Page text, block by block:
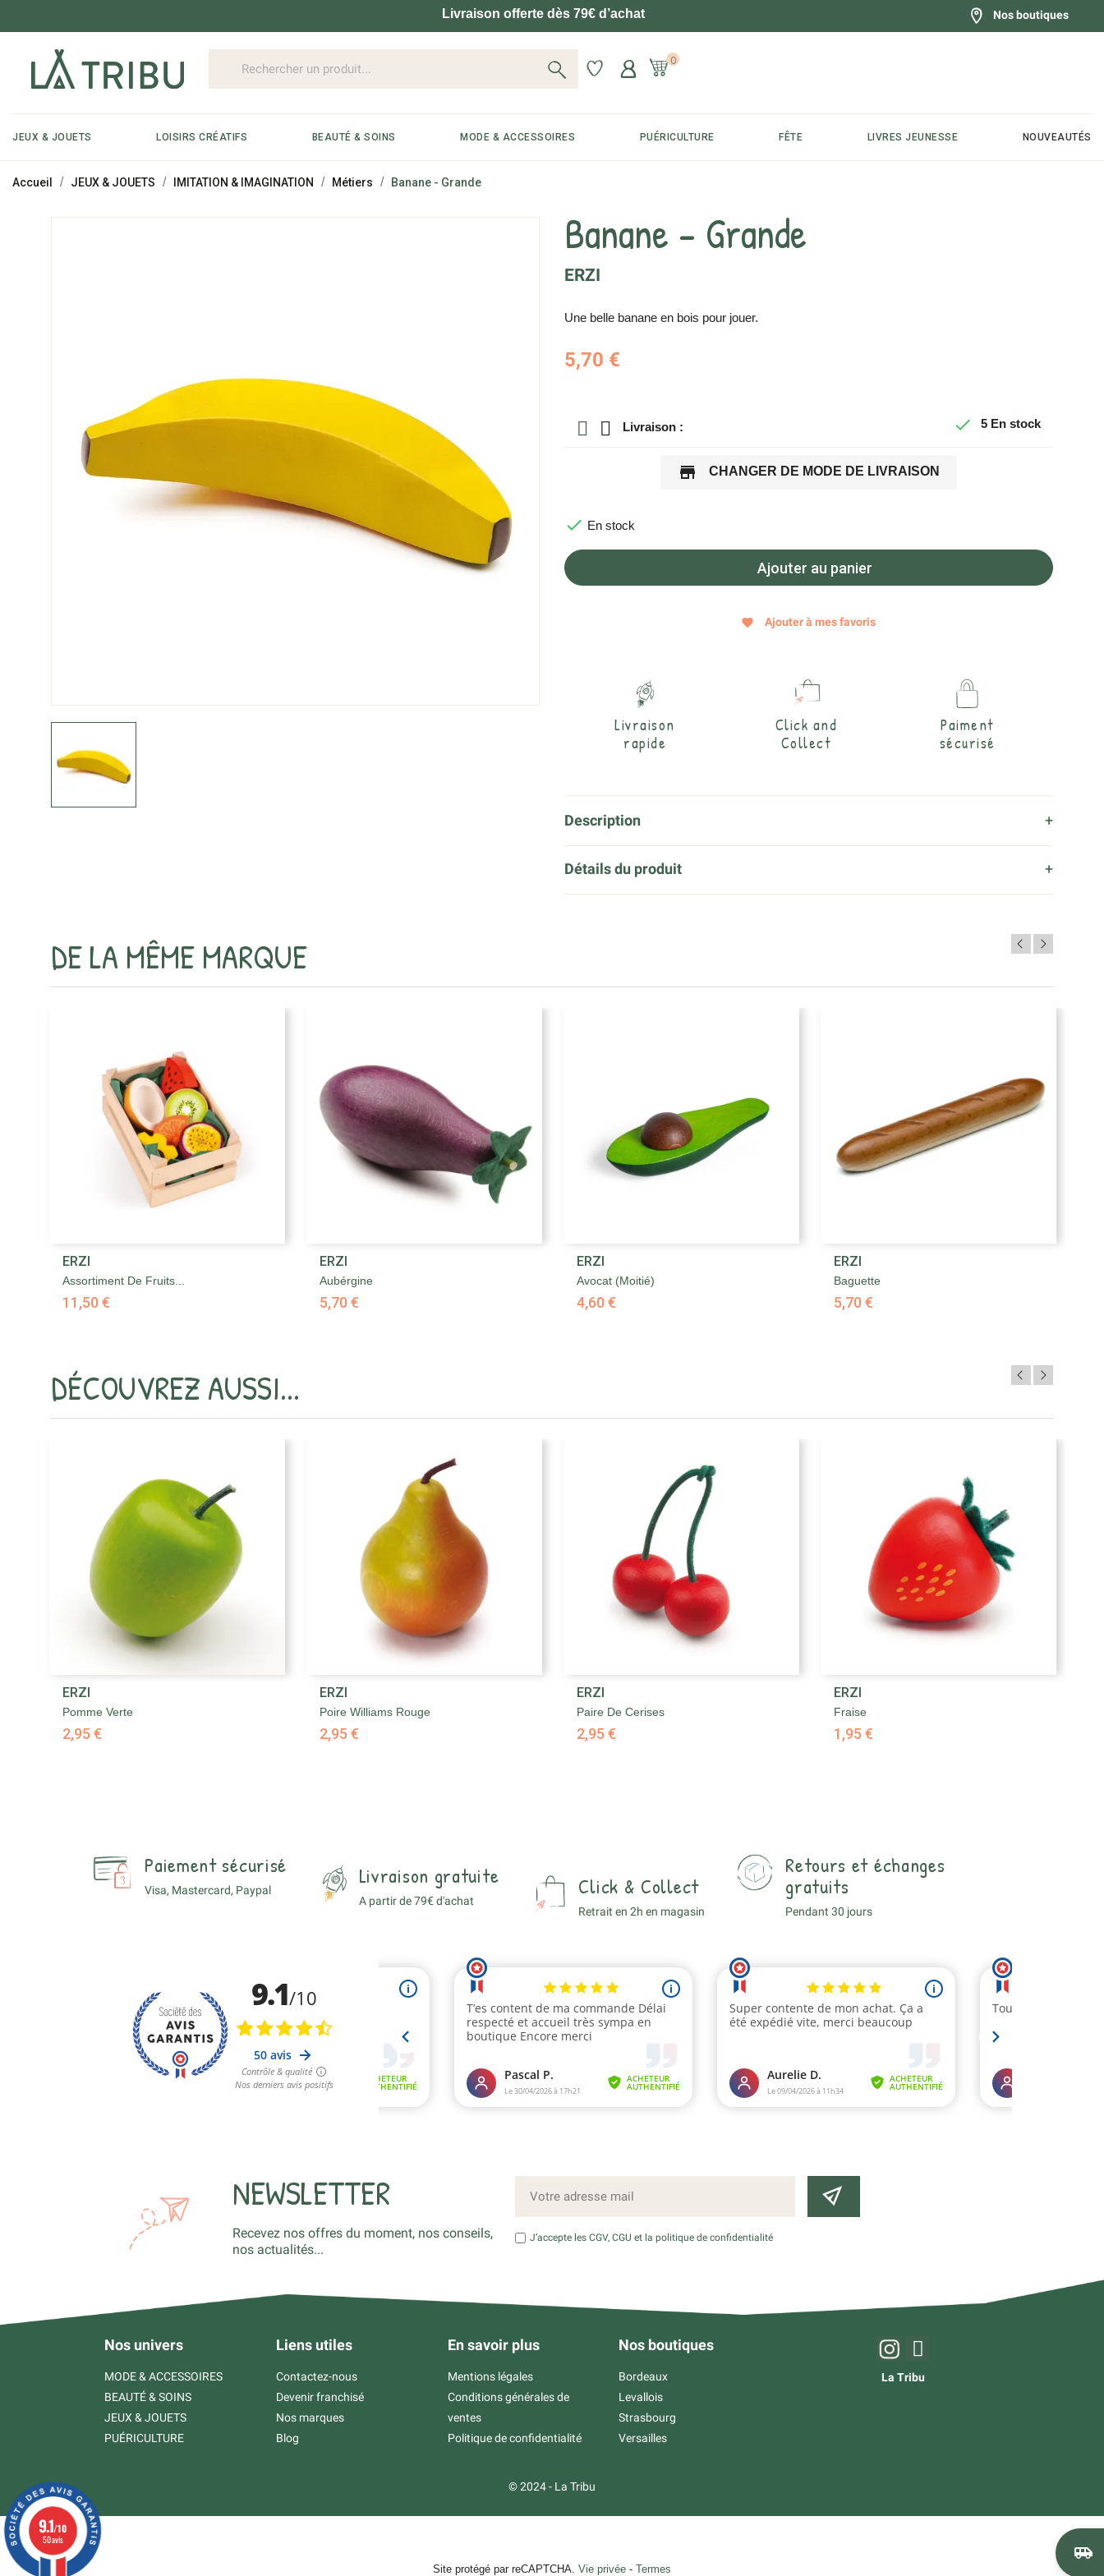
Livraison offerte dès 79€ d’achat Nos boutiques
0
JEUX & JOUETS LOISIRS CRÉATIFS BEAUTÉ & SOINS MODE & ACCESSOIRES PUÉRICULTURE FÊTE LIVRES JEUNESSE NOUVEAUTÉS
Accueil JEUX & JOUETS IMITATION & IMAGINATION Métiers Banane - Grande
Banane - Grande
ERZI
Une belle banane en bois pour jouer.
5,70 €
Livraison :  5 En stock
store CHANGER DE MODE DE LIVRAISON
 En stock
Ajouter au panier
favorite Ajouter à mes favoris
Livraison
rapide
Click and
Collect
Paiment
sécurisé
Description
Détails du produit
DE LA MÊME MARQUE
ERZI
Assortiment De Fruits...
11,50 €
ERZI
Aubérgine
5,70 €
ERZI
Avocat (moitié)
4,60 €
ERZI
Baguette
5,70 €
DÉCOUVREZ AUSSI...
ERZI
Pomme Verte
2,95 €
ERZI
Poire Williams Rouge
2,95 €
ERZI
Paire De Cerises
2,95 €
ERZI
Fraise
1,95 €
Paiement sécurisé
Visa, Mastercard, Paypal
Livraison gratuite
A partir de 79€ d'achat
Click & Collect
Retrait en 2h en magasin
Retours et échanges
gratuits
Pendant 30 jours
NEWSLETTER
Recevez nos offres du moment, nos conseils,
nos actualités...
J’accepte les CGV, CGU et la politique de confidentialité
Nos univers
MODE & ACCESSOIRES
BEAUTÉ & SOINS
JEUX & JOUETS
PUÉRICULTURE
Liens utiles
Contactez-nous
Devenir franchisé
Nos marques
Blog
En savoir plus
Mentions légales
Conditions générales de
ventes
Politique de confidentialité
Nos boutiques
Bordeaux
Levallois
Strasbourg
Versailles
La Tribu
© 2024 - La Tribu
Site protégé par reCAPTCHA. Vie privée - Termes
9.1/10
50 avis
airport_shuttle